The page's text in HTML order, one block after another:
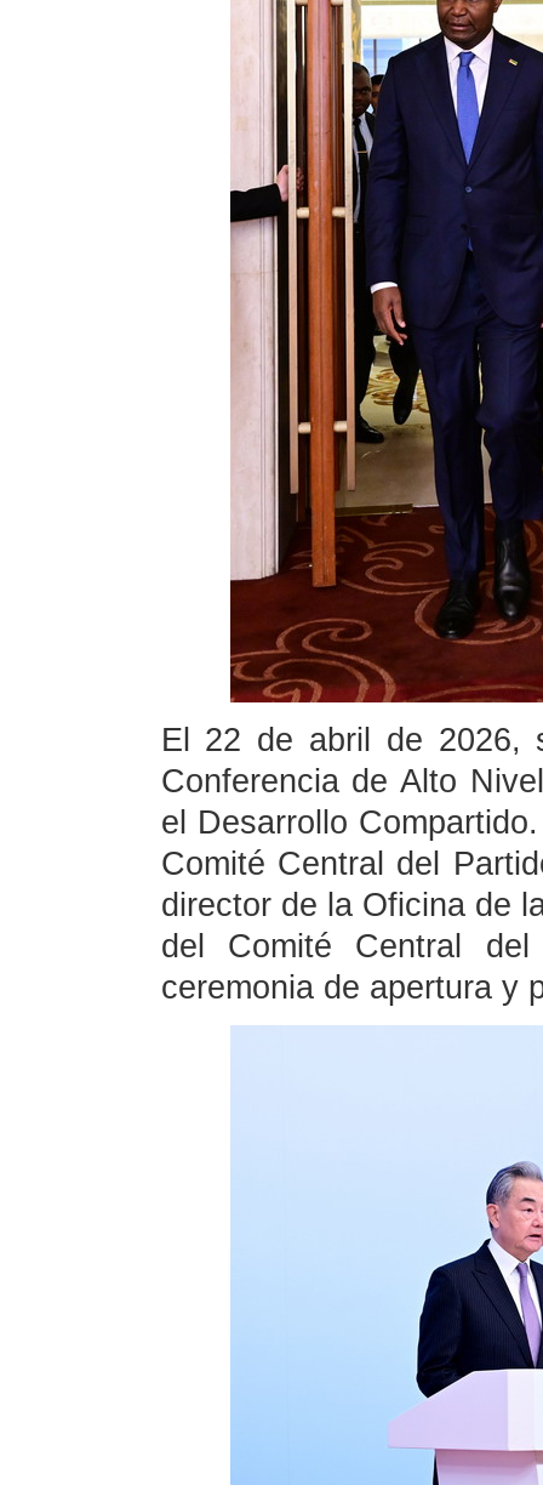
El 22 de abril de 2026,
Conferencia de Alto
el Desarrollo
Comité Central del
director de la Oficina de
del Comité Central
ceremonia de apertura y